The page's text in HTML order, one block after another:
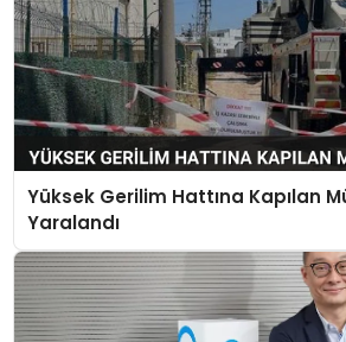
Yüksek Gerilim Hattına Kapılan
Yaralandı